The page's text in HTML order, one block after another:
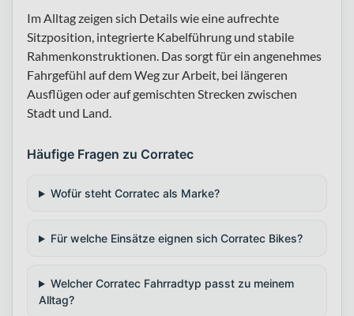
Im Alltag zeigen sich Details wie eine aufrechte
Sitzposition, integrierte Kabelführung und stabile
Rahmenkonstruktionen. Das sorgt für ein angenehmes
Fahrgefühl auf dem Weg zur Arbeit, bei längeren
Ausflügen oder auf gemischten Strecken zwischen
Stadt und Land.
Häufige Fragen zu Corratec
Wofür steht Corratec als Marke?
Für welche Einsätze eignen sich Corratec Bikes?
Welcher Corratec Fahrradtyp passt zu meinem
Alltag?